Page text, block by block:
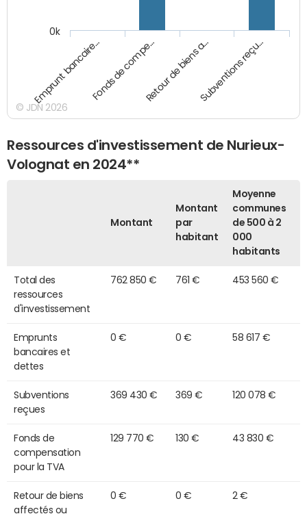
Emprunt bancaire…Fonds de compe…Retour de biens a…Subventions reçu…
0k
© JDN 2026
Ressources d'investissement de Nurieux-
Volognat en 2024**
Montant
Montant
par
habitant
Moyenne
communes
de 500 à 2
000
habitants
Total des
ressources
d'investissement
762 850 € 761 € 453 560 €
Emprunts
bancaires et
dettes
0 € 0 € 58 617 €
Subventions
reçues
369 430 € 369 € 120 078 €
Fonds de
compensation
pour la TVA
129 770 € 130 € 43 830 €
Retour de biens
affectés ou
0 € 0 € 2 €